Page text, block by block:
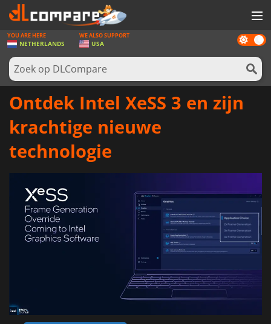
SPELLEN
GAME CARDS
SOFTWARE
LOG IN OF REGISTREER
Dark
mode
YOU ARE HERE
NETHERLANDS
WE ALSO SUPPORT
USA
Ontdek Intel XeSS 3 en zijn
krachtige nieuwe
technologie